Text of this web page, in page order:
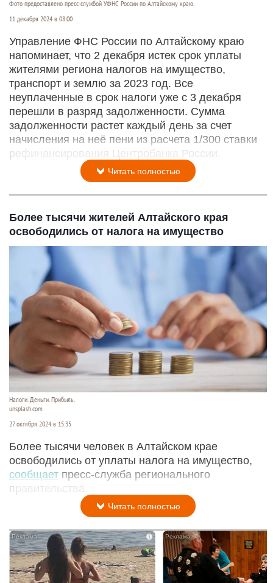
Фото предоставлено пресс-службой УФНС России по Алтайскому краю.
11 декабря 2024 в 08:00
Управление ФНС России по Алтайскому краю
напоминает, что 2 декабря истек срок уплаты
жителями региона налогов на имущество,
транспорт и землю за 2023 год. Все
неуплаченные в срок налоги уже с 3 декабря
перешли в разряд задолженности. Сумма
задолженности растет каждый день за счет
начисления на неё пени из расчета 1/300 ставки
рефинансирования Центробанка России.
Читать полностью
Более тысячи жителей Алтайского края
освободились от налога на имущество
Налоги. Деньги. Прибыль.
unsplash.com
27 октября 2024 в 15:35
Более тысячи человек в Алтайском крае
освободились от уплаты налога на имущество,
сообщает пресс-служба регионального
правительства.
Читать полностью
i